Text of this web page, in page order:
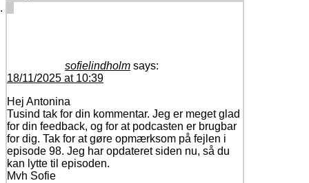
sofielindholm says:
18/11/2025 at 10:39
Hej Antonina
Tusind tak for din kommentar. Jeg er meget glad
for din feedback, og for at podcasten er brugbar
for dig. Tak for at gøre opmærksom på fejlen i
episode 98. Jeg har opdateret siden nu, så du
kan lytte til episoden.
Mvh Sofie